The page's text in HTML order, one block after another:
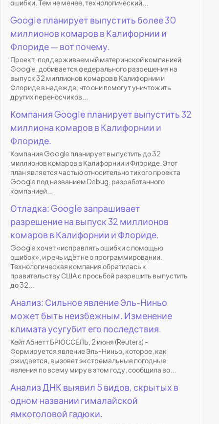
ошибки. Тем не менее, технологический...
Google планирует выпустить более 30
миллионов комаров в Калифорнии и
Флориде — вот почему.
Проект, поддерживаемый материнской компанией
Google, добивается федерального разрешения на
выпуск 32 миллионов комаров в Калифорнии и
Флориде в надежде, что они помогут уничтожить
других переносчиков...
Компания Google планирует выпустить 32
миллиона комаров в Калифорнии и
Флориде.
Компания Google планирует выпустить до 32
миллионов комаров в Калифорнии и Флориде. Этот
план является частью относительно тихого проекта
Google под названием Debug, разработанного
компанией...
Отладка: Google запрашивает
разрешение на выпуск 32 миллионов
комаров в Калифорнии и Флориде.
Google хочет «исправлять ошибки с помощью
ошибок», и речь идёт не о программировании.
Технологическая компания обратилась к
правительству США с просьбой разрешить выпустить
до 32...
Анализ: Сильное явление Эль-Ниньо
может быть неизбежным. Изменение
климата усугубит его последствия.
Кейт Абнетт БРЮССЕЛЬ, 2 июня (Reuters) -
Формируется явление Эль-Ниньо, которое, как
ожидается, вызовет экстремальные погодные
явления по всему миру в этом году, сообщила во...
Анализ ДНК выявил 5 видов, скрытых в
одном названии гималайской
ямкоголовой гадюки.